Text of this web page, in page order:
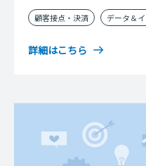
し、Twitterユーザーから
顧客接点・決済 データ＆
詳細はこちら